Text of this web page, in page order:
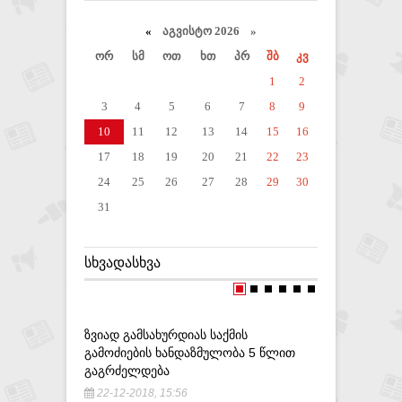
« აგვისტო 2026 »
ორ
სმ ოთ ხთ პრ შბ
კვ
1
2
3
4 5 6 7 8
9
10
11 12 13 14 15
16
17
18 19 20 21 22
23
24
25 26 27 28 29
30
31
ᲡᲮᲕᲐᲓᲐᲡᲮᲕᲐ
ᲖᲕᲘᲐᲓ ᲒᲐᲛᲡᲐᲮᲣᲠᲓᲘᲐᲡ ᲡᲐᲥᲛᲘᲡ
ᲒᲐᲛᲝᲫᲘᲔᲑᲘᲡ ᲮᲐᲜᲓᲐᲖᲛᲣᲚᲝᲑᲐ 5 ᲬᲚᲘᲗ
ᲒᲐᲒᲠᲫᲔᲚᲓᲔᲑᲐ
22-12-2018, 15:56